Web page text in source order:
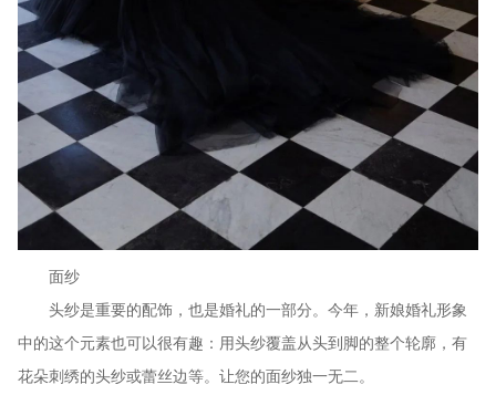
面纱
头纱是重要的配饰，也是婚礼的一部分。今年，新娘婚礼形象
中的这个元素也可以很有趣：用头纱覆盖从头到脚的整个轮廓，有
花朵刺绣的头纱或蕾丝边等。让您的面纱独一无二。